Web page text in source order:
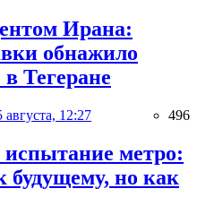
Ирана:
обнажило
в Тегеране
августа, 12:27 496
испытание метро:
будущему, но как